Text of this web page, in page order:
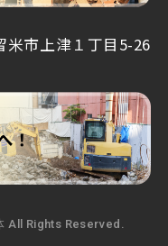
市上津１丁目5-26
All Rights Reserved.